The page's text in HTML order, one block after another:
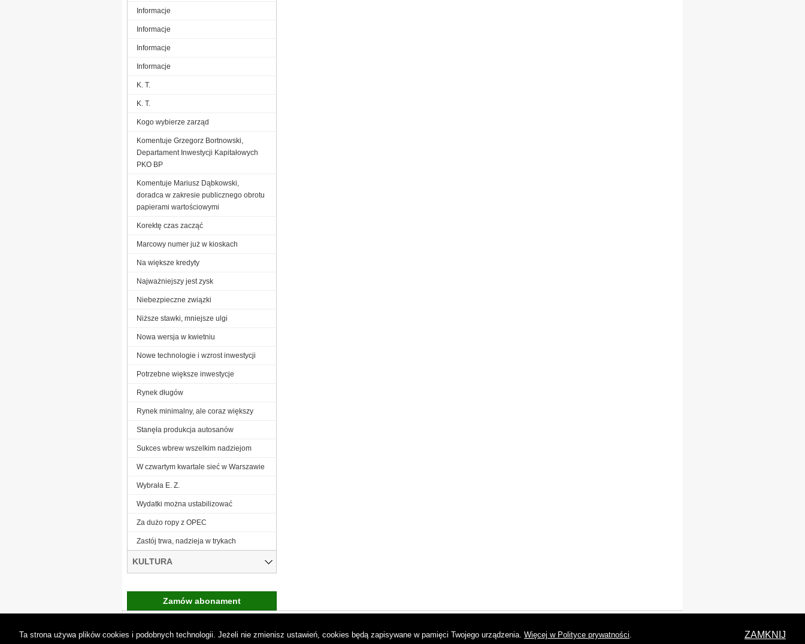
Informacje
Informacje
Informacje
Informacje
K. T.
K. T.
Kogo wybierze zarząd
Komentuje Grzegorz Bortnowski,
Departament Inwestycji Kapitałowych
PKO BP
Komentuje Mariusz Dąbkowski,
doradca w zakresie publicznego obrotu
papierami wartościowymi
Korektę czas zacząć
Marcowy numer już w kioskach
Na większe kredyty
Najważniejszy jest zysk
Niebezpieczne związki
Niższe stawki, mniejsze ulgi
Nowa wersja w kwietniu
Nowe technologie i wzrost inwestycji
Potrzebne większe inwestycje
Rynek długów
Rynek minimalny, ale coraz większy
Stanęła produkcja autosanów
Sukces wbrew wszelkim nadziejom
W czwartym kwartale sieć w Warszawie
Wybrała E. Z.
Wydatki można ustabilizować
Za dużo ropy z OPEC
Zastój trwa, nadzieja w trykach
KULTURA
Zamów abonament
Ta strona używa plików cookies i podobnych technologii. Jeżeli nie zmienisz ustawień, cookies będą zapisywane w pamięci Twojego urządzenia. Więcej w Polityce prywatności. ZAMKNIJ